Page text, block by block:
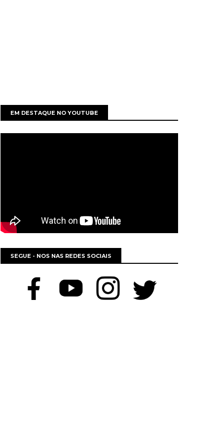
EM DESTAQUE NO YOUTUBE
SEGUE - NOS NAS REDES SOCIAIS